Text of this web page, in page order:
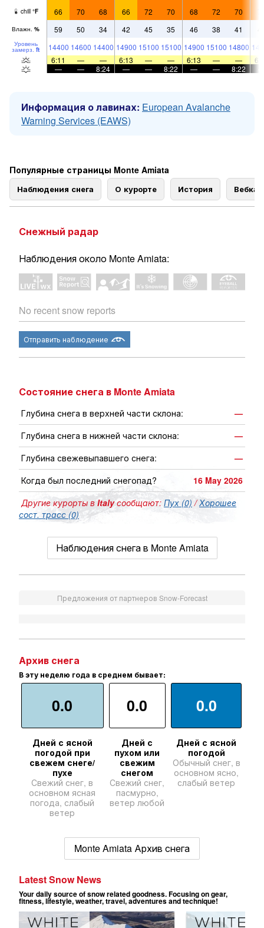
chill °F 66 70 68 66 72 70 68 72 70
Влажн. % 59 50 34 42 45 35 46 38 41
Уровень
замерз. ft 14400 14600 14400 14900 15100 15100 14900 15100 14800
6:11
— — 6:13 — — 6:13 — —
—
— 8:24 — — 8:22 — — 8:22
Информация о лавинах: European Avalanche
Warning Services (EAWS)
Популярные страницы Monte Amiata
Наблюдения снега О курорте История
Снежный радар
Наблюдения около Monte Amiata:
No recent snow reports
Отправить наблюдение
Состояние снега в Monte Amiata
Глубина снега в верхней части склона:
—
Глубина снега в нижней части склона:
—
Глубина свежевыпавшего снега:
—
Когда был последний снегопад?
16 May 2026
Другие курорты вItalyсообщают: Пух (0) /Хорошее
сост. трасс (0)
Наблюдения снега в Monte Amiata
Предложения от партнеров Snow-Forecast
Архив снега
В эту неделю года в среднем бывает:
0.0
Дней с ясной
погодой при
свежем снеге/
пухе
Свежий снег, в
основном ясная
погода, слабый
ветер
0.0
Дней с
пухом или
свежим
снегом
Свежий снег,
пасмурно,
ветер любой
0.0
Дней с ясной
погодой
Обычный снег, в
основном ясно,
слабый ветер
Monte Amiata Архив снега